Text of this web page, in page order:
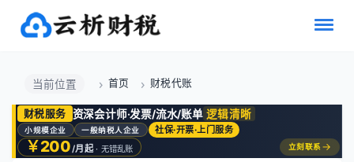
当前位置 首页 财税代账
财税服务 资深会计师·发票/流水/账单 逻辑清晰
小规模企业 一般纳税人企业 社保·开票·上门服务
￥200/月起 · 无错乱账 立刻联系 →